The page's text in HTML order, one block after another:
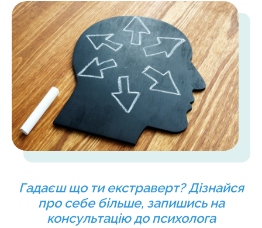
Гадаєш що ти екстраверт? Дізнайся
про себе більше, запишись на
консультацію до психолога